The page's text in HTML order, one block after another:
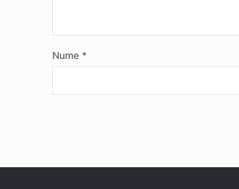
Nume *